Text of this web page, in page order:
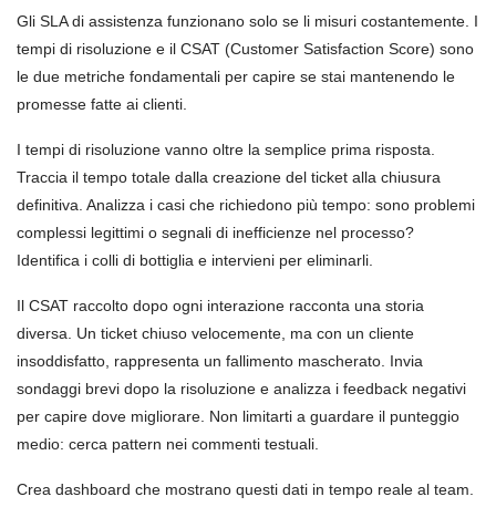
Gli SLA di assistenza funzionano solo se li misuri costantemente. I
tempi di risoluzione e il CSAT (Customer Satisfaction Score) sono
le due metriche fondamentali per capire se stai mantenendo le
promesse fatte ai clienti.
I tempi di risoluzione vanno oltre la semplice prima risposta.
Traccia il tempo totale dalla creazione del ticket alla chiusura
definitiva. Analizza i casi che richiedono più tempo: sono problemi
complessi legittimi o segnali di inefficienze nel processo?
Identifica i colli di bottiglia e intervieni per eliminarli.
Il CSAT raccolto dopo ogni interazione racconta una storia
diversa. Un ticket chiuso velocemente, ma con un cliente
insoddisfatto, rappresenta un fallimento mascherato. Invia
sondaggi brevi dopo la risoluzione e analizza i feedback negativi
per capire dove migliorare. Non limitarti a guardare il punteggio
medio: cerca pattern nei commenti testuali.
Crea dashboard che mostrano questi dati in tempo reale al team.